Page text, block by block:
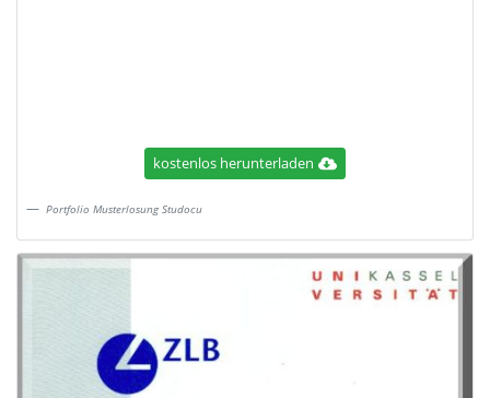
kostenlos herunterladen
Portfolio Musterlosung Studocu